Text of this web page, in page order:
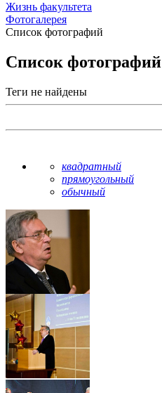
Жизнь факультета
Фотогалерея
Список фотографий
Список фотографий
Теги не найдены
квадратный
прямоугольный
обычный